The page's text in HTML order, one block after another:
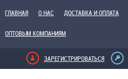
ГЛАВНАЯ О НАС ДОСТАВКА И ОПЛАТА
ОПТОВЫМ КОМПАНИЯМ
ЗАРЕГИСТРИРОВАТЬСЯ